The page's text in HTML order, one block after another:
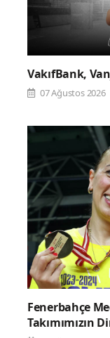
VakıfBank,
07 Ağustos 2026
Fenerbahçe
Takımımızın